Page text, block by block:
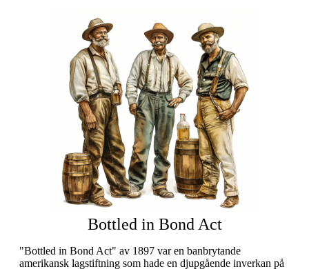
Bottled in Bond Act
"Bottled in Bond Act" av 1897 var en banbrytande
amerikansk lagstiftning som hade en djupgående inverkan på